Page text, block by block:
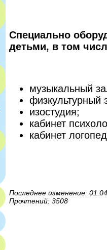
Специально
детьми, в том
музыкальный
физкультурный
изостудия;
кабинет
кабинет
Последнее изменение:
Прочтений: 3508